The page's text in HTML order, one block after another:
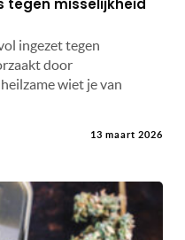
tegen misselijkheid
ingezet tegen
door
wiet je van
13 maart 2026